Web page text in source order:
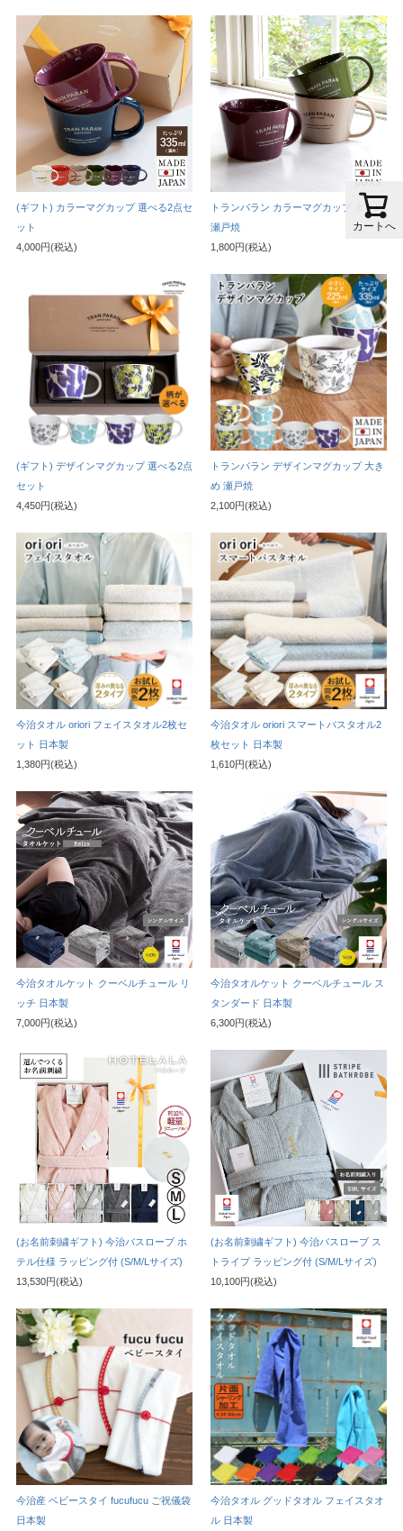
(ギフト) カラーマグカップ 選べる2点セ
ット
4,000円(税込)
トランパラン カラーマグカップ 大きめ
瀬戸焼
1,800円(税込)
(ギフト) デザインマグカップ 選べる2点
セット
4,450円(税込)
トランパラン デザインマグカップ 大き
め 瀬戸焼
2,100円(税込)
今治タオル oriori フェイスタオル2枚セ
ット 日本製
1,380円(税込)
今治タオル oriori スマートバスタオル2
枚セット 日本製
1,610円(税込)
今治タオルケット クーベルチュール リ
ッチ 日本製
7,000円(税込)
今治タオルケット クーベルチュール ス
タンダード 日本製
6,300円(税込)
(お名前刺繍ギフト) 今治バスローブ ホ
テル仕様 ラッピング付 (S/M/Lサイズ)
13,530円(税込)
(お名前刺繍ギフト) 今治バスローブ ス
トライプ ラッピング付 (S/M/Lサイズ)
10,100円(税込)
今治産 ベビースタイ fucufucu ご祝儀袋
日本製
今治タオル グッドタオル フェイスタオ
ル 日本製
カートへ